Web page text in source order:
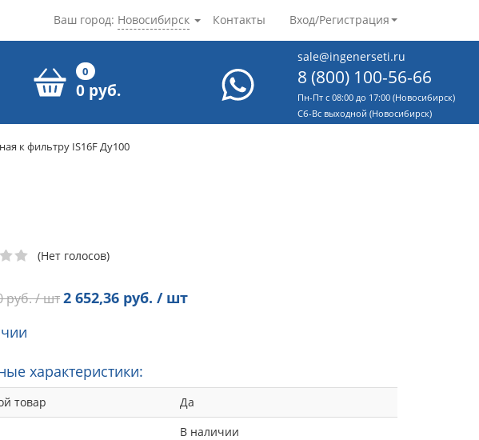
Контакты Вход/Регистрация
Ваш город: Новосибирск
0
0 руб.
sale@ingenerseti.ru
8 (800) 100-56-66
Пн-Пт с 08:00 до 17:00 (Новосибирск)
Cб-Вс выходной (Новосибирск)
к фильтру IS16F Ду100
(Нет голосов)
руб. / шт2 652,36 руб. / шт
характеристики:
товар
Да
В наличии